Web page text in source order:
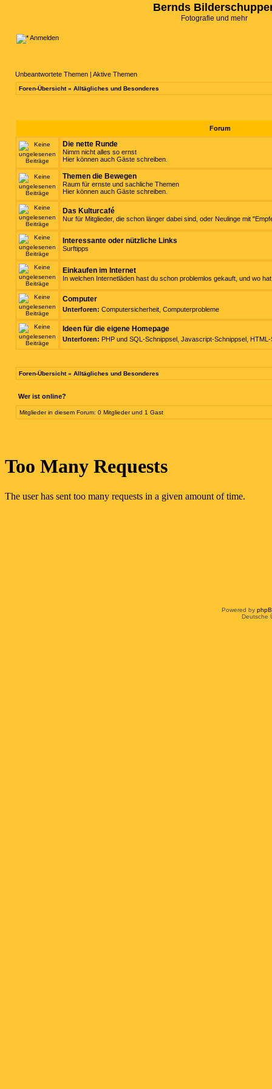
Bernds
Fotografie und mehr
Anmelden
Unbeantwortete Themen | Aktive Themen
Foren-Übersicht» Alltägliches und Besonderes
Forum
Die nette Runde
Nimm nicht alles so ernst
Hier können auch Gäste schreiben.
Themen die Bewegen
Raum für ernste und sachliche Themen
Hier können auch Gäste schreiben.
Das Kulturcafé
Nur für Mitglieder, die schon länger dabei sind, oder Neulinge mit
Interessante oder nützliche Links
Surftipps
Einkaufen im Internet
In welchen Internetläden hast du schon problemlos gekauft, und wo
Computer
Unterforen: Computersicherheit Computerprobleme
Ideen für die eigene Homepage
Unterforen: PHP und SQL-Schnippsel Javascript-Schnippsel HTML-
Foren-Übersicht» Alltägliches und Besonderes
Wer ist online?
Mitglieder in diesem Forum: 0 Mitglieder und 1 Gast
Powered by
Deutsche